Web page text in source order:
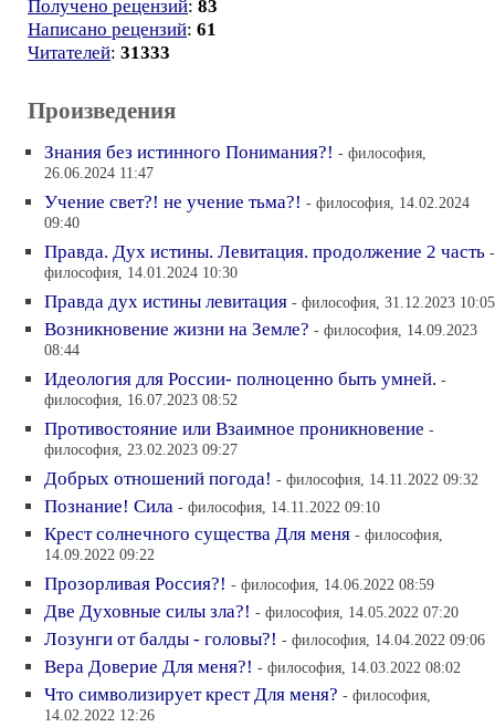
Получено рецензий: 83
Написано рецензий: 61
Читателей: 31333
Произведения
Знания без истинного Понимания?! - философия,
26.06.2024 11:47
Учение свет?! не учение тьма?! - философия, 14.02.2024
09:40
Правда. Дух истины. Левитация. продолжение 2 часть -
философия, 14.01.2024 10:30
Правда дух истины левитация - философия, 31.12.2023 10:05
Возникновение жизни на Земле? - философия, 14.09.2023
08:44
Идеология для России- полноценно быть умней. -
философия, 16.07.2023 08:52
Противостояние или Взаимное проникновение -
философия, 23.02.2023 09:27
Добрых отношений погода! - философия, 14.11.2022 09:32
Познание! Сила - философия, 14.11.2022 09:10
Крест солнечного существа Для меня - философия,
14.09.2022 09:22
Прозорливая Россия?! - философия, 14.06.2022 08:59
Две Духовные силы зла?! - философия, 14.05.2022 07:20
Лозунги от балды - головы?! - философия, 14.04.2022 09:06
Вера Доверие Для меня?! - философия, 14.03.2022 08:02
Что символизирует крест Для меня? - философия,
14.02.2022 12:26